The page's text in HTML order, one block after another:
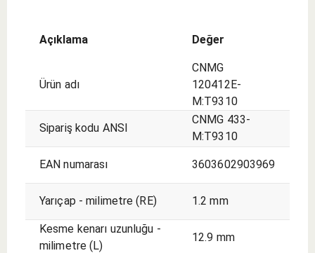
Açıklama Değer
Ürün adı
CNMG
120412E-
M:T9310
Sipariş kodu ANSI
CNMG 433-
M:T9310
EAN numarası 3603602903969
Yarıçap - milimetre (RE) 1.2 mm
Kesme kenarı uzunluğu -
milimetre (L)
12.9 mm